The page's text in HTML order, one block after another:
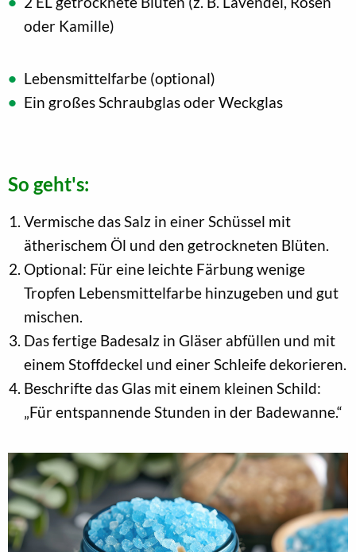
oder Kamille)
Lebensmittelfarbe (optional)
Ein großes Schraubglas oder Weckglas
So geht's:
Vermische das Salz in einer Schüssel mit
ätherischem Öl und den getrockneten Blüten.
Optional: Für eine leichte Färbung wenige
Tropfen Lebensmittelfarbe hinzugeben und gut
mischen.
Das fertige Badesalz in Gläser abfüllen und mit
einem Stoffdeckel und einer Schleife dekorieren.
Beschrifte das Glas mit einem kleinen Schild:
„Für entspannende Stunden in der Badewanne.“